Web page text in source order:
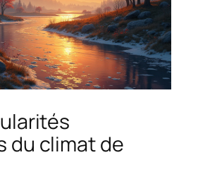
du climat de